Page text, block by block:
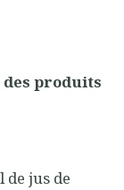
produits
de jus de